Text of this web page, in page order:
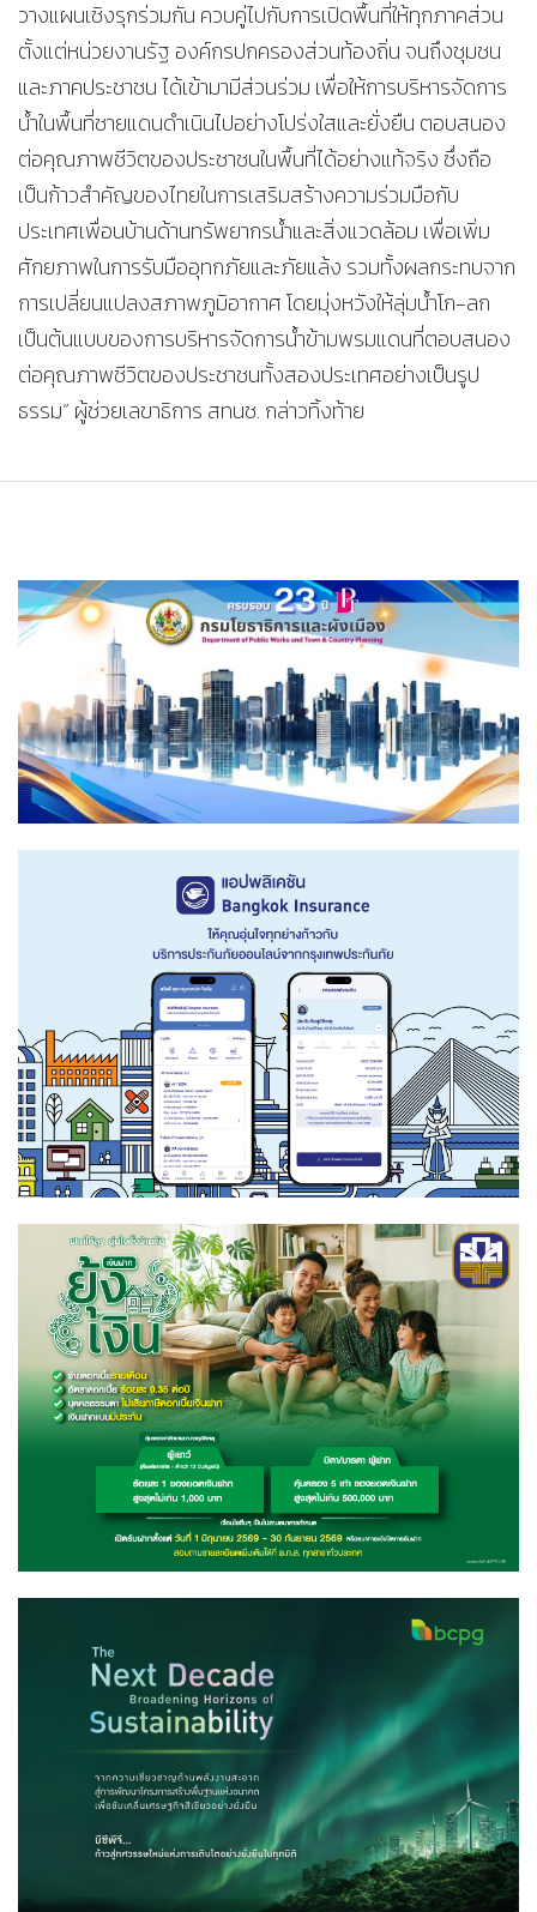
วางแผนเชิงรุกร่วมกัน ควบคู่ไปกับการเปิดพื้นที่ให้ทุกภาคส่วน
ตั้งแต่หน่วยงานรัฐ องค์กรปกครองส่วนท้องถิ่น จนถึงชุมชน
และภาคประชาชน ได้เข้ามามีส่วนร่วม เพื่อให้การบริหารจัดการ
น้ำในพื้นที่ชายแดนดำเนินไปอย่างโปร่งใสและยั่งยืน ตอบสนอง
ต่อคุณภาพชีวิตของประชาชนในพื้นที่ได้อย่างแท้จริง ซึ่งถือ
เป็นก้าวสำคัญของไทยในการเสริมสร้างความร่วมมือกับ
ประเทศเพื่อนบ้านด้านทรัพยากรน้ำและสิ่งแวดล้อม เพื่อเพิ่ม
ศักยภาพในการรับมืออุทกภัยและภัยแล้ง รวมทั้งผลกระทบจาก
การเปลี่ยนแปลงสภาพภูมิอากาศ โดยมุ่งหวังให้ลุ่มน้ำโก-ลก
เป็นต้นแบบของการบริหารจัดการน้ำข้ามพรมแดนที่ตอบสนอง
ต่อคุณภาพชีวิตของประชาชนทั้งสองประเทศอย่างเป็นรูป
ธรรม” ผู้ช่วยเลขาธิการ สทนช. กล่าวทิ้งท้าย